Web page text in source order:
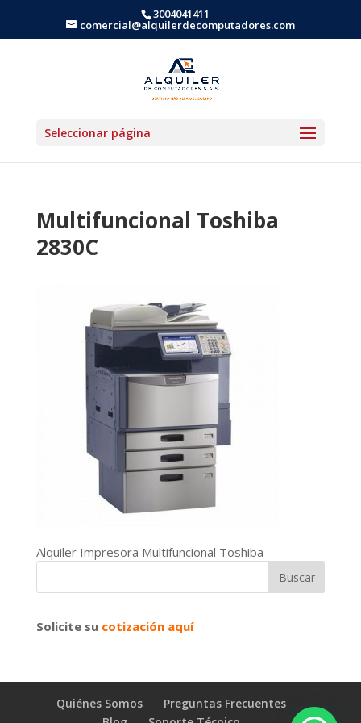
3004041411
comercial@alquilerdecomputadores.com
Seleccionar página
Multifuncional Toshiba
2830C
Alquiler Impresora Multifuncional Toshiba
Solicite su cotización aquí
Quiénes Somos
Preguntas Frecuentes